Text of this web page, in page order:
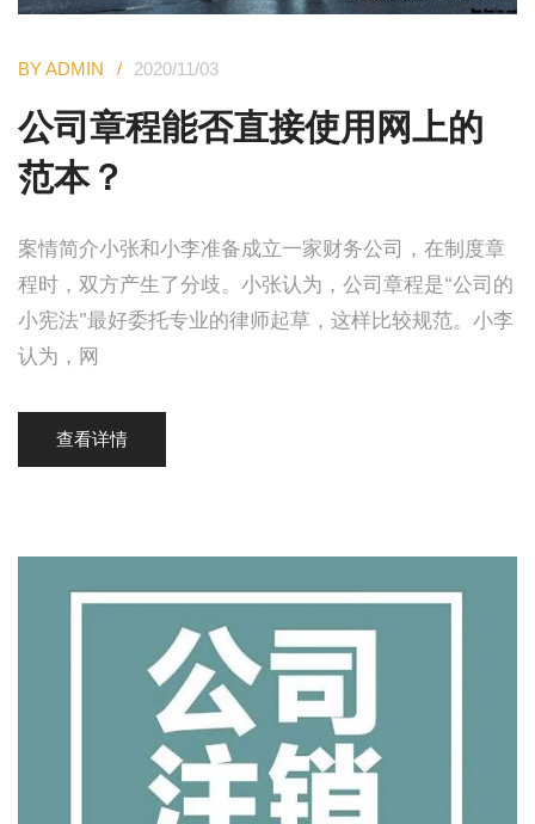
BY ADMIN 2020/11/03
公司章程能否直接使用网上的
范本？
案情简介小张和小李准备成立一家财务公司，在制度章
程时，双方产生了分歧。小张认为，公司章程是“公司的
小宪法”最好委托专业的律师起草，这样比较规范。小李
认为，网
查看详情